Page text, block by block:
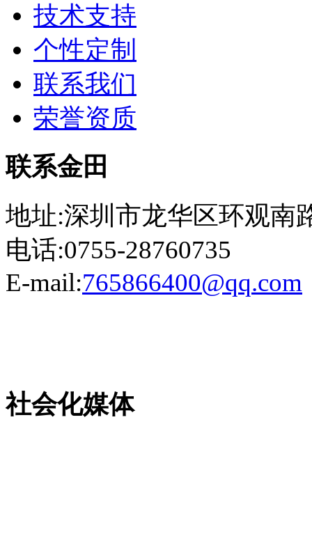
技术支持
个性定制
联系我们
荣誉资质
联系金田
地址:深圳市龙华区环观南
电话:0755-28760735
E-mail:765866400@qq.com
社会化媒体